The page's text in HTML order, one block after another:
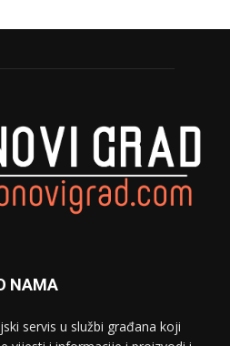
NAMA
servis u službi građana koji